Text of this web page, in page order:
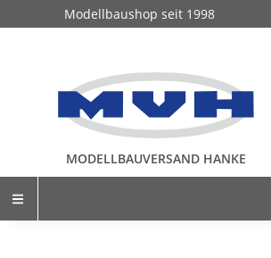
Modellbaushop seit 1998
MODELLBAUVERSAND HANKE